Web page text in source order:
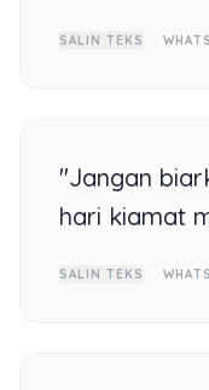
SALIN TEKS
"Jangan
hari kiamat
SALIN TEKS